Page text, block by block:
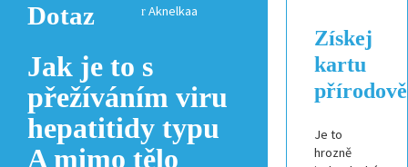
Aknelkaa
Dotaz
Jak je to s
přežíváním viru
hepatitidy typu
A mimo tělo
Získej
kartu
Je to
hrozně